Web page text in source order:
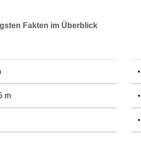
Fakten im Überblick
m